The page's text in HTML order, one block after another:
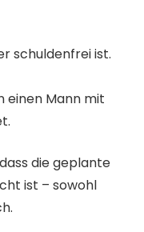
schuldenfrei ist.
einen Mann mit
die geplante
ist – sowohl